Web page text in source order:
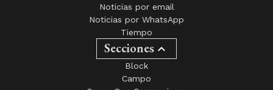
Noticias por email
Noticias por WhatsApp
Tiempo
Secciones
Block
Campo